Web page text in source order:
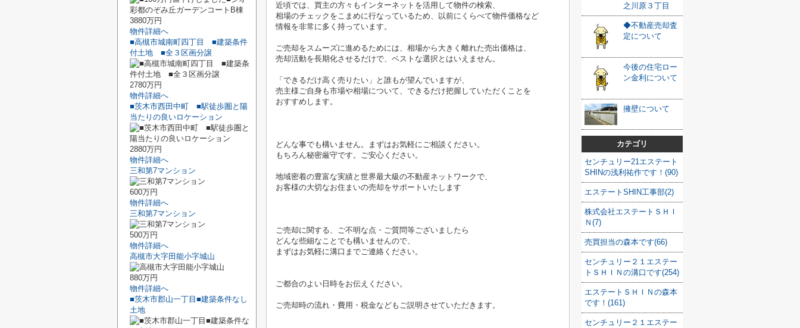
近頃では、買主の方々もインターネットを活用して物件の検索、
相場のチェックをこまめに行なっているため、以前にくらべて物件価格など
情報を非常に多く持っています。
ご売却をスムーズに進めるためには、相場から大きく離れた売出価格は、
売却活動を長期化させるだけで、ベストな選択とはいえません。
「できるだけ高く売りたい」と誰もが望んでいますが、
売主様ご自身も市場や相場について、できるだけ把握していただくことを
おすすめします。
どんな事でも構いません。まずはお気軽にご相談ください。
もちろん秘密厳守です。ご安心ください。
地域密着の豊富な実績と世界最大級の不動産ネットワークで、
お客様の大切なお住まいの売却をサポートいたします
ご売却に関する、ご不明な点・ご質問等ございましたら
どんな些細なことでも構いませんので、
まずはお気軽に溝口までご連絡ください。
ご都合のよい日時をお伝えください。
ご売却時の流れ・費用・税金などもご説明させていただきます。
之川原３丁目
◆不動産売却査
定について
今後の住宅ロー
ン金利について
擁壁について
カテゴリ
センチュリー21エステート
SHINの浅利祐作です！(90)
エステートSHIN工事部(2)
株式会社エステートＳＨＩ
Ｎ(7)
売買担当の森本です(66)
センチュリー２１エステー
トＳＨＩＮの溝口です(254)
エステートＳＨＩＮの森本
です！(161)
センチュリー２１エステー
3880万円
物件詳細へ
■高槻市城南町四丁目 ■建築条件
付土地 ■全３区画分譲
2780万円
物件詳細へ
■茨木市西田中町 ■駅徒歩圏と陽
当たりの良いロケーション
2880万円
物件詳細へ
三和第7マンション
600万円
物件詳細へ
三和第7マンション
500万円
物件詳細へ
高槻市大字田能小字城山
880万円
物件詳細へ
■茨木市郡山一丁目■建築条件なし
土地